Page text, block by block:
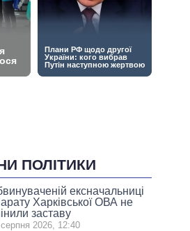
ПОЛІТИКИ
ексначальниці
Харківської ОВА не
заставу
2026, 12:40